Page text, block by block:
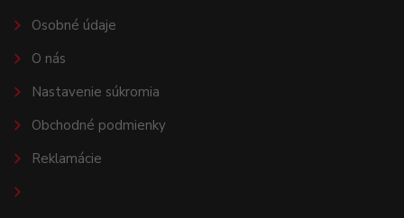
Osobné údaje
O nás
Nastavenie súkromia
Obchodné podmienky
Reklamácie